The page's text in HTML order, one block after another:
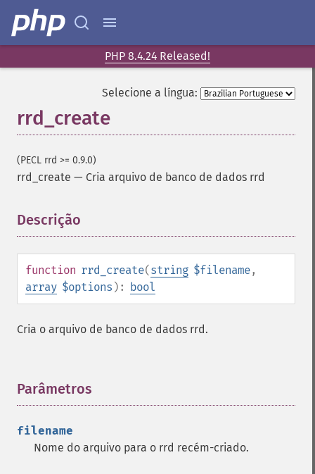
PHP 8.4.24 Released!
Selecione a língua:
rrd_create
(PECL rrd >= 0.9.0)
rrd_create — Cria arquivo de banco de dados rrd
Descrição
function rrd_create(string $filename,
array $options ): bool
Cria o arquivo de banco de dados rrd.
Parâmetros
filename
Nome do arquivo para o rrd recém-criado.